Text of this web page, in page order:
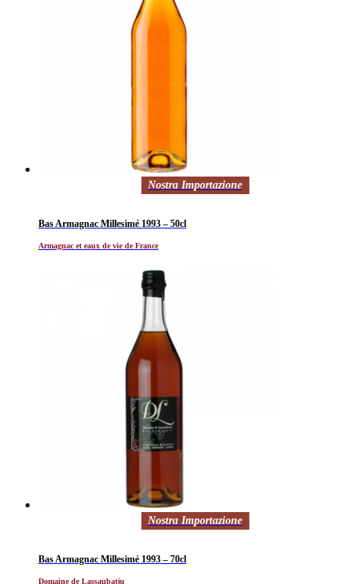
Nostra Importazione
Bas Armagnac Millesimé 1993 – 50cl
Armagnac et eaux de vie de France
Nostra Importazione
Bas Armagnac Millesimé 1993 – 70cl
Domaine de Lassaubatju